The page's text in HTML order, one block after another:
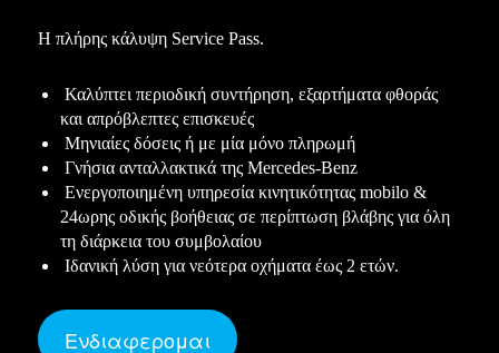
Η πλήρης κάλυψη Service Pass.
Καλύπτει περιοδική συντήρηση, εξαρτήματα φθοράς
και απρόβλεπτες επισκευές
Μηνιαίες δόσεις ή με μία μόνο πληρωμή
Γνήσια ανταλλακτικά της Mercedes-Benz
Ενεργοποιημένη υπηρεσία κινητικότητας mobilo &
24ωρης οδικής βοήθειας σε περίπτωση βλάβης για όλη
τη διάρκεια του συμβολαίου
Ιδανική λύση για νεότερα οχήματα έως 2 ετών.
Ενδιαφερομαι